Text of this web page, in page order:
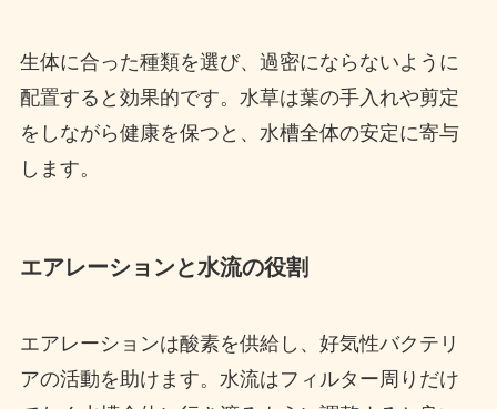
生体に合った種類を選び、過密にならないように
配置すると効果的です。水草は葉の手入れや剪定
をしながら健康を保つと、水槽全体の安定に寄与
します。
エアレーションと水流の役割
エアレーションは酸素を供給し、好気性バクテリ
アの活動を助けます。水流はフィルター周りだけ